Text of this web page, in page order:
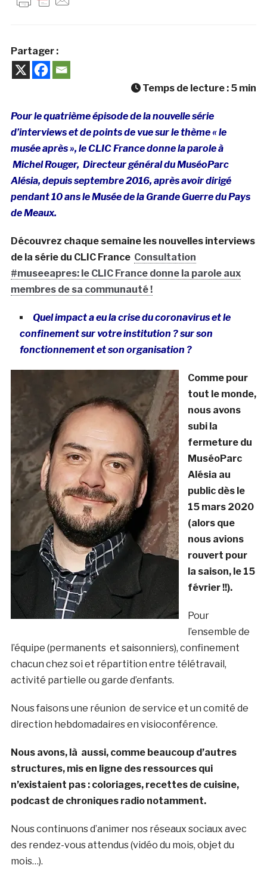
Partager :
Temps de lecture : 5 min
Pour le quatrième épisode de la nouvelle série
d’interviews et de points de vue sur le thème « le
musée après », le CLIC France donne la parole à
Michel Rouger, Directeur général du MuséoParc
Alésia, depuis septembre 2016, après avoir dirigé
pendant 10 ans le Musée de la Grande Guerre du Pays
de Meaux.
Découvrez chaque semaine les nouvelles interviews
de la série du CLIC France Consultation
#museeapres: le CLIC France donne la parole aux
membres de sa communauté !
Quel impact a eu la crise du coronavirus et le
confinement sur votre institution ? sur son
fonctionnement et son organisation ?
Comme pour
tout le monde,
nous avons
subi la
fermeture du
MuséoParc
Alésia au
public dès le
15 mars 2020
(alors que
nous avions
rouvert pour
la saison, le 15
février !!).
Pour
l’ensemble de
l’équipe (permanents et saisonniers), confinement
chacun chez soi et répartition entre télétravail,
activité partielle ou garde d’enfants.
Nous faisons une réunion de service et un comité de
direction hebdomadaires en visioconférence.
Nous avons, là aussi, comme beaucoup d’autres
structures, mis en ligne des ressources qui
n’existaient pas : coloriages, recettes de cuisine,
podcast de chroniques radio notamment.
Nous continuons d’animer nos réseaux sociaux avec
des rendez-vous attendus (vidéo du mois, objet du
mois…).